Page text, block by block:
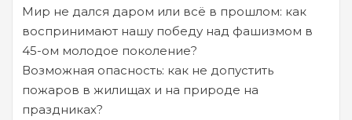
Мир не дался даром или всё в прошлом: как
воспринимают нашу победу над фашизмом в
45-ом молодое поколение?
Возможная опасность: как не допустить
пожаров в жилищах и на природе на
праздниках?